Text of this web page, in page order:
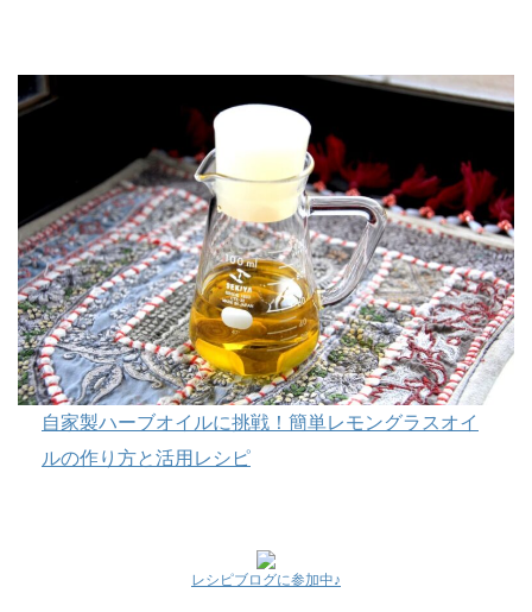
自家製ハーブオイルに挑戦！簡単レモングラスオイ
ルの作り方と活用レシピ
レシピブログに参加中♪